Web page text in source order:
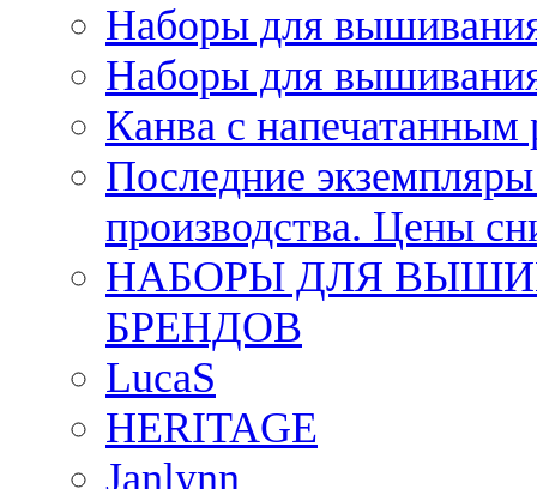
Наборы для
Наборы для
Канва с напечатанным
Последние
производства. Цены
НАБОРЫ ДЛЯ
БРЕНДОВ
LucaS
HERITAGE
Janlynn